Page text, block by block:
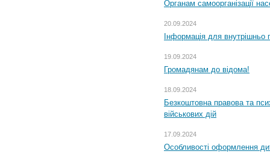
Органам самоорганізації
20.09.2024
Інформація для внутрішньо
19.09.2024
Громадянам до відома!
18.09.2024
Безкоштовна правова та
військових дій
17.09.2024
Особливості оформлення